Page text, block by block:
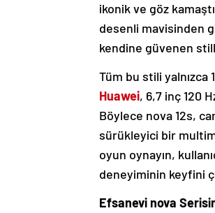
ikonik ve göz
desenli mavisinden
kendine güvenen
Tüm bu stili yalnızca
Huawei, 6,7 inç 120
Böylece nova 12s,
sürükleyici bir
oyun oynayın,
deneyiminin keyfini
Efsanevi nova